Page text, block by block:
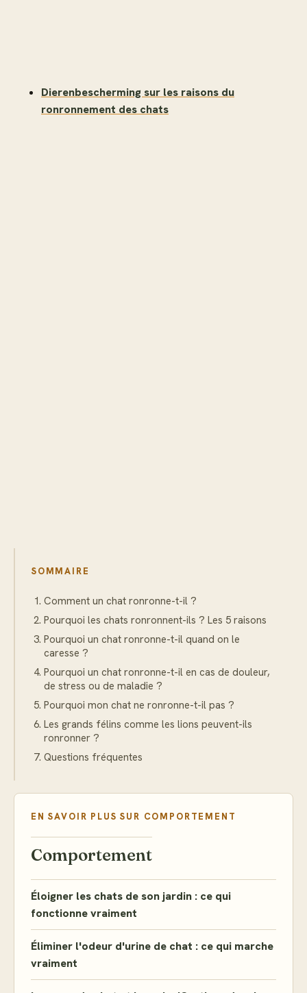
Dierenbescherming sur les raisons du
ronronnement des chats
SOMMAIRE
Comment un chat ronronne-t-il ?
Pourquoi les chats ronronnent-ils ? Les 5 raisons
Pourquoi un chat ronronne-t-il quand on le
caresse ?
Pourquoi un chat ronronne-t-il en cas de douleur,
de stress ou de maladie ?
Pourquoi mon chat ne ronronne-t-il pas ?
Les grands félins comme les lions peuvent-ils
ronronner ?
Questions fréquentes
EN SAVOIR PLUS SUR COMPORTEMENT
Comportement
Éloigner les chats de son jardin : ce qui
fonctionne vraiment
Éliminer l'odeur d'urine de chat : ce qui marche
vraiment